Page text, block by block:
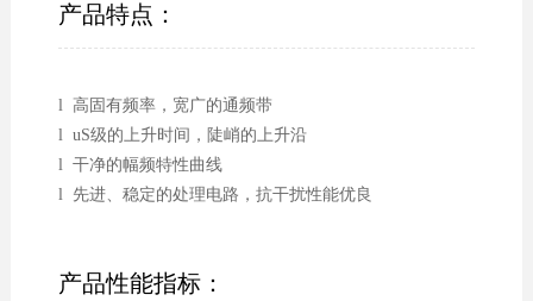
产品特点：
l 高固有频率，宽广的通频带
l uS级的上升时间，陡峭的上升沿
l 干净的幅频特性曲线
l 先进、稳定的处理电路，抗干扰性能优良
产品性能指标：